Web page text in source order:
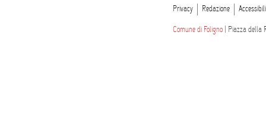
Privacy Redazione
Comune di Foligno| Piazza della